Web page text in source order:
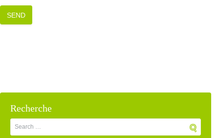
Recherche